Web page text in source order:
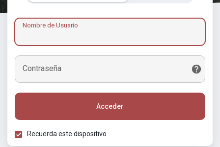
Nombre de Usuario
Contraseña
Acceder
Recuerda este dispositivo